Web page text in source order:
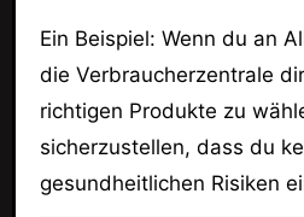
Ein Beispiel: Wenn du an
die Verbraucherzentrale
richtigen Produkte zu
sicherzustellen, dass du
gesundheitlichen Risiken